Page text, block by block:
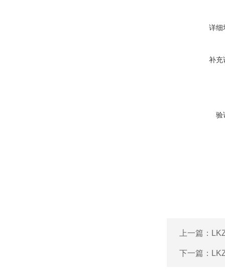
详细
补充
验
上一篇：
下一篇：